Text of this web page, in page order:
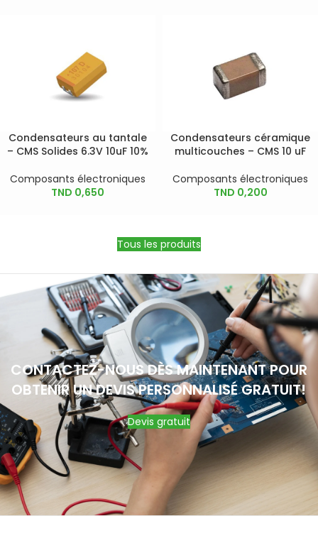
Condensateurs au tantale
– CMS Solides 6.3V 10uF 10%
Composants électroniques
TND 0,650
Condensateurs céramique
multicouches – CMS 10 uF
Composants électroniques
TND 0,200
Tous les produits
CONTACTEZ-NOUS DÈS MAINTENANT POUR
OBTENIR UN DEVIS PERSONNALISÉ GRATUIT!
Devis gratuit